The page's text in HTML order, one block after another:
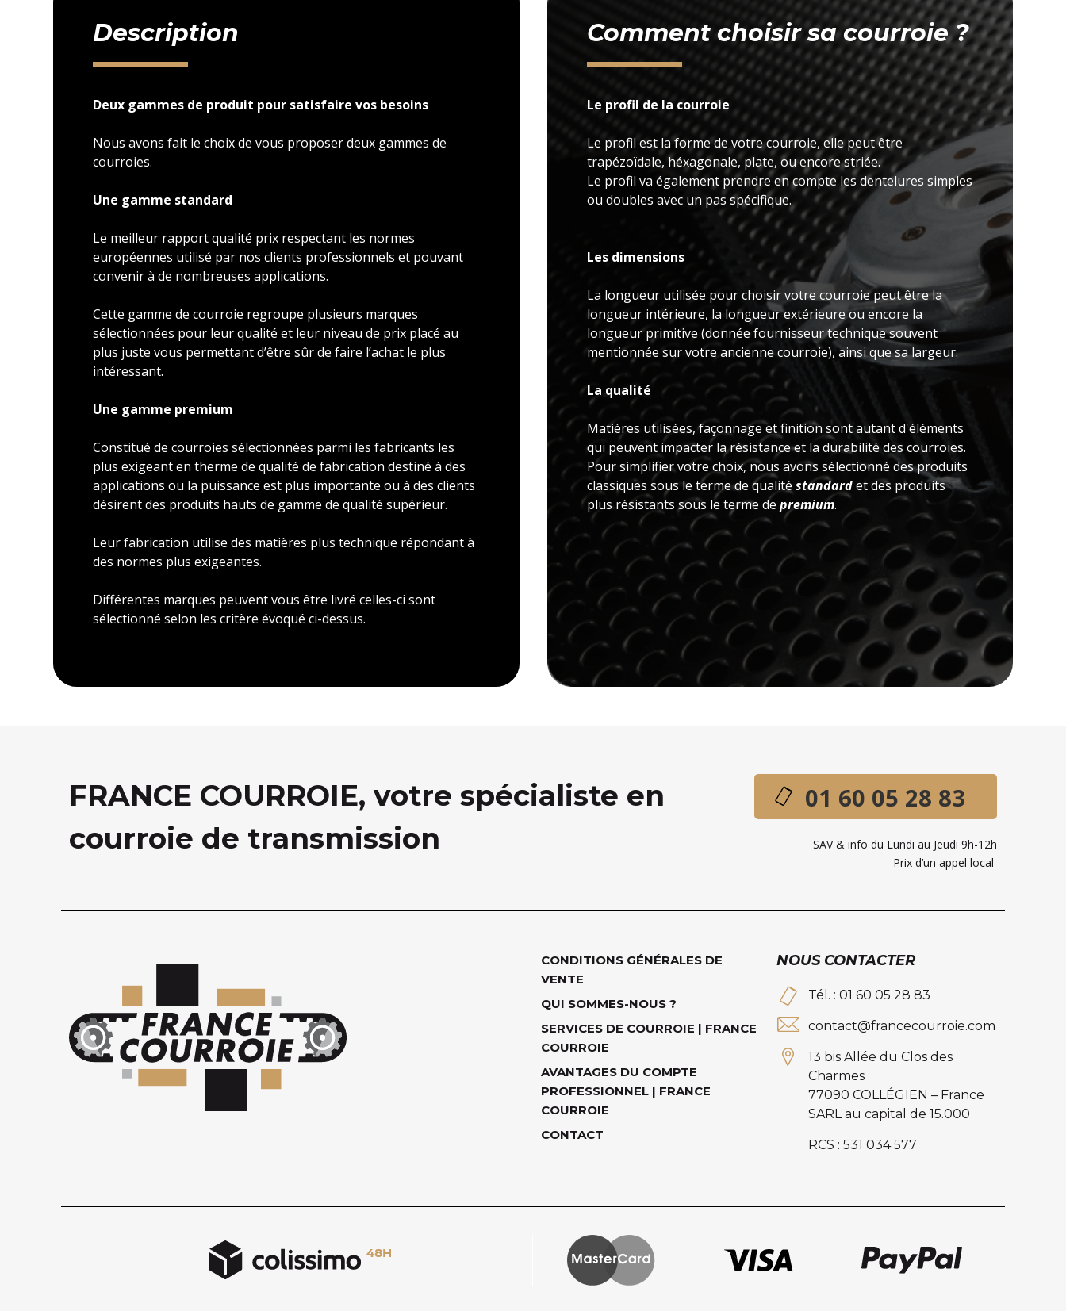
Description
Deux gammes de produit pour satisfaire vos besoins
Nous avons fait le choix de vous proposer deux gammes de
courroies.
Une gamme standard
Le meilleur rapport qualité prix respectant les normes
européennes utilisé par nos clients professionnels et pouvant
convenir à de nombreuses applications.
Cette gamme de courroie regroupe plusieurs marques
sélectionnées pour leur qualité et leur niveau de prix placé au
plus juste vous permettant d’être sûr de faire l’achat le plus
intéressant.
Une gamme premium
Constitué de courroies sélectionnées parmi les fabricants les
plus exigeant en therme de qualité de fabrication destiné à des
applications ou la puissance est plus importante ou à des clients
désirent des produits hauts de gamme de qualité supérieur.
Leur fabrication utilise des matières plus technique répondant à
des normes plus exigeantes.
Différentes marques peuvent vous être livré celles-ci sont
sélectionné selon les critère évoqué ci-dessus.
Comment choisir sa courroie ?
Le profil de la courroie
Le profil est la forme de votre courroie, elle peut être
trapézoïdale, héxagonale, plate, ou encore striée.
Le profil va également prendre en compte les dentelures simples
ou doubles avec un pas spécifique.
Les dimensions
La longueur utilisée pour choisir votre courroie peut être la
longueur intérieure, la longueur extérieure ou encore la
longueur primitive (donnée fournisseur technique souvent
mentionnée sur votre ancienne courroie), ainsi que sa largeur.
La qualité
Matières utilisées, façonnage et finition sont autant d'éléments
qui peuvent impacter la résistance et la durabilité des courroies.
Pour simplifier votre choix, nous avons sélectionné des produits
classiques sous le terme de qualité standardet des produits
plus résistants sous le terme de premium.
FRANCE COURROIE, votre spécialiste en
courroie de transmission
01 60 05 28 83
SAV & info du Lundi au Jeudi 9h-12h
Prix d’un appel local
CONDITIONS GÉNÉRALES DE
VENTE
QUI SOMMES-NOUS ?
SERVICES DE COURROIE | FRANCE
COURROIE
AVANTAGES DU COMPTE
PROFESSIONNEL | FRANCE
COURROIE
CONTACT
NOUS CONTACTER
Tél. : 01 60 05 28 83
contact@francecourroie.com
13 bis Allée du Clos des
Charmes
77090 COLLÉGIEN – France
SARL au capital de 15.000
RCS : 531 034 577